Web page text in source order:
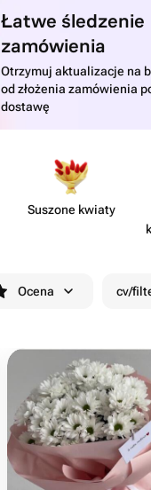
Łatwe śledzenie
zamówienia
Otrzymuj aktualizacje na
od złożenia zamówienia
dostawę
Suszone kwiaty
Ocena cv/